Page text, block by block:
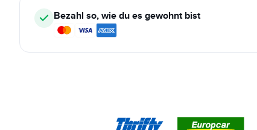
Bezahl so, wie du es gewohnt bist